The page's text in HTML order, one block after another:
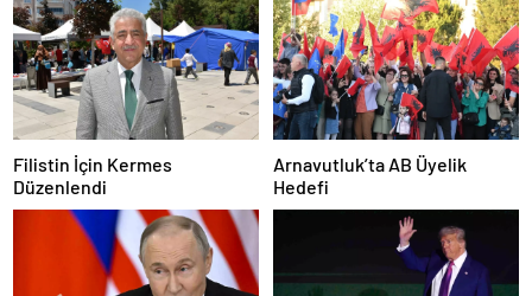
Filistin İçin Kermes
Düzenlendi
Arnavutluk’ta AB Üyelik
Hedefi